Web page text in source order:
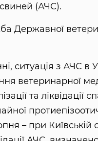
(АЧС).
Державної
ситуація з АЧС в
ветеринарної
та
– при